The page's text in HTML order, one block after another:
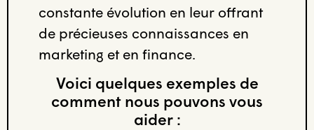
constante évolution en leur offrant
de précieuses connaissances en
marketing et en finance.
Voici quelques exemples de
comment nous pouvons vous
aider :